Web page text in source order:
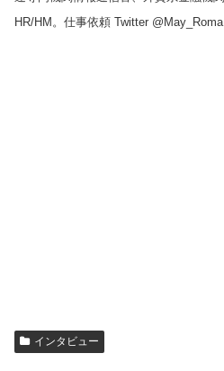
HR/HM。仕事依頼 Twitter @May_Roma
インタビュー